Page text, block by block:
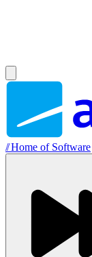
//Home of Software